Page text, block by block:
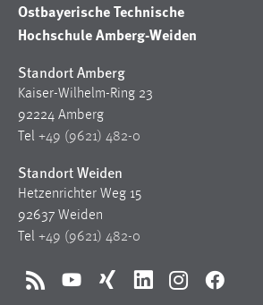
Ostbayerische Technische
Hochschule Amberg-Weiden
Standort Amberg
Kaiser-Wilhelm-Ring 23
92224 Amberg
Tel +49 (9621) 482-0
Standort Weiden
Hetzenrichter Weg 15
92637 Weiden
Tel +49 (9621) 482-0
RSS YouTubeXing LinkedInInstagramFacebook